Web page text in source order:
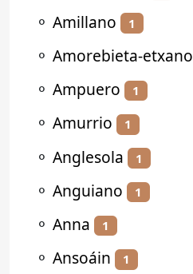
⚬ Amillano 1
⚬ Amorebieta-etxano
⚬ Ampuero 1
⚬ Amurrio 1
⚬ Anglesola 1
⚬ Anguiano 1
⚬ Anna 1
⚬ Ansoáin 1